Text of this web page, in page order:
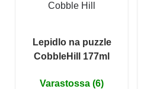
Cobble Hill
Lepidlo na puzzle
CobbleHill 177ml
Varastossa (6)